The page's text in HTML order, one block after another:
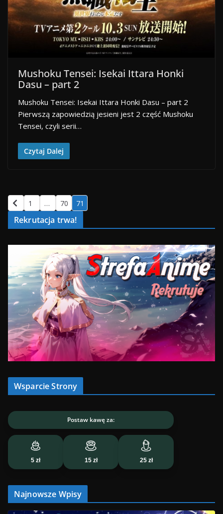
Mushoku Tensei: Isekai Ittara Honki
Dasu – part 2
Mushoku Tensei: Isekai Ittara Honki Dasu – part 2
Pierwszą zapowiedzią jesieni jest 2 część Mushoku
Tensei, czyli serii…
Czytaj Dalej
1 … 70 71
Rekrutacja trwa!
Wsparcie Strony
Postaw kawę za:
5 zł 15 zł 25 zł
Najnowsze Wpisy